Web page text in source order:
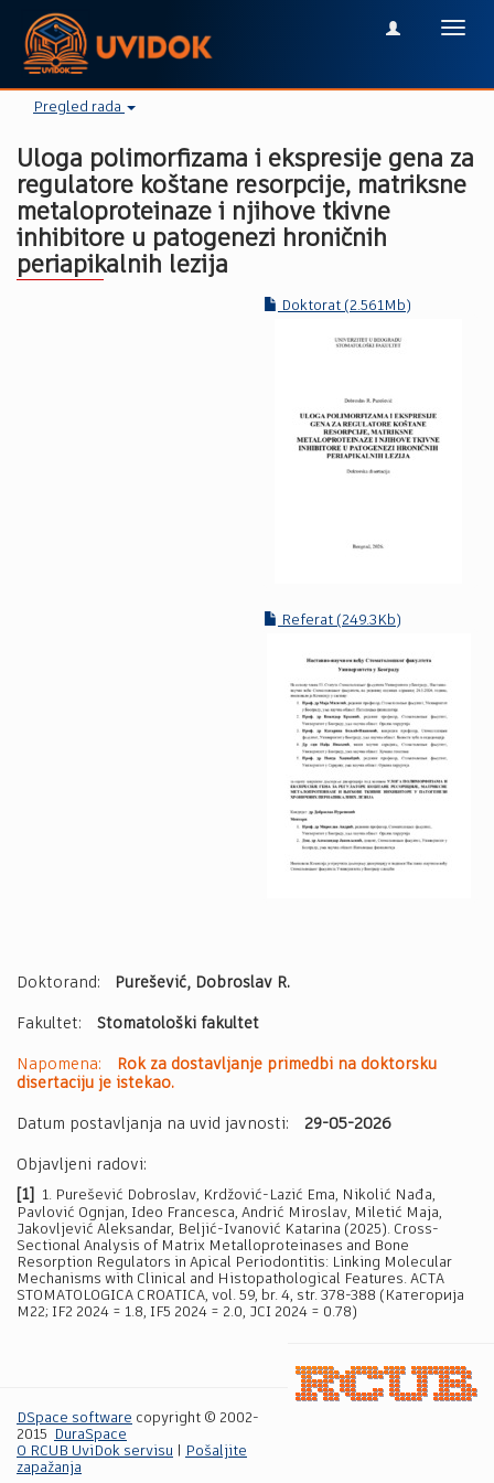
Pregled rada
Uloga polimorfizama i ekspresije gena za
regulatore koštane resorpcije, matriksne
metaloproteinaze i njihove tkivne
inhibitore u patogenezi hroničnih
periapikalnih lezija
Doktorat (2.561Mb)
Referat (249.3Kb)
Doktorand: Purešević, Dobroslav R.
Fakultet: Stomatološki fakultet
Napomena:
Rok za dostavljanje primedbi na doktorsku
disertaciju je istekao.
Datum postavljanja na uvid javnosti: 29-05-2026
Objavljeni radovi:
[1]
1. Purešević Dobroslav, Krdžović-Lazić Ema, Nikolić Nađa,
Pavlović Ognjan, Ideo Francesca, Andrić Miroslav, Miletić Maja,
Jakovljević Aleksandar, Beljić-Ivanović Katarina (2025). Cross-
Sectional Analysis of Matrix Metalloproteinases and Bone
Resorption Regulators in Apical Periodontitis: Linking Molecular
Mechanisms with Clinical and Histopathological Features. ACTA
STOMATOLOGICA CROATICA, vol. 59, br. 4, str. 378-388 (Категорија
M22; IF2 2024 = 1.8, IF5 2024 = 2.0, JCI 2024 = 0.78)
DSpace software copyright © 2002-
2015
DuraSpace
O RCUB UviDok servisu
Pošaljite
zapažanja